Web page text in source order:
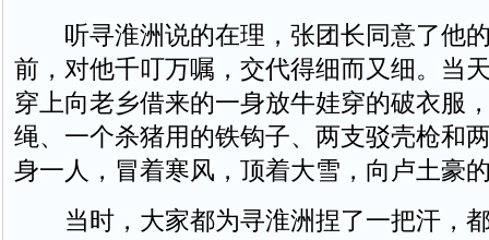
听寻淮洲说的在理，张团长同意了他
前，对他千叮万嘱，交代得细而又细。当
穿上向老乡借来的一身放牛娃穿的破衣服
绳、一个杀猪用的铁钩子、两支驳壳枪和
身一人，冒着寒风，顶着大雪，向卢土豪
当时，大家都为寻淮洲捏了一把汗，